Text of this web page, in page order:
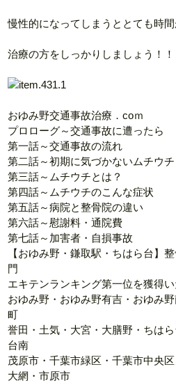
慢性的になってしまうととても時間
治療の方をしっかりしましょう！！
おゆみ野交通事故治療．coｍ
プロローグ～交通事故に遭ったら
第一話～交通事故の流れ
第二話～初期に気づかないムチウチ
第三話～ムチウチとは？
第四話～ムチウチのこんな症状
第五話～病院と整骨院の違い
第六話～慰謝料・通院費
第七話～加害者・自損事故
【おゆみ野・鎌取駅・ちはら台】
門
エキテンランキング第一位を獲得い
おゆみ野・おゆみ野有吉・おゆみ
町
誉田・土気・大宮・大膳野・ちは
台南
茂原市・千葉市緑区・千葉市中央
大網・市原市